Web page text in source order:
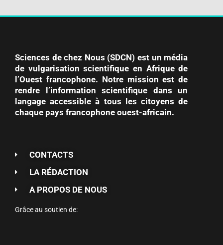
Sciences de chez Nous (SDCN) est un média
de vulgarisation scientifique en Afrique de
l’Ouest francophone. Notre mission est de
rendre l’information scientifique dans un
langage accessible à tous les citoyens de
chaque pays francophone ouest-africain.
CONTACTS
LA RÉDACTION
A PROPOS DE NOUS
Grâce au soutien de: